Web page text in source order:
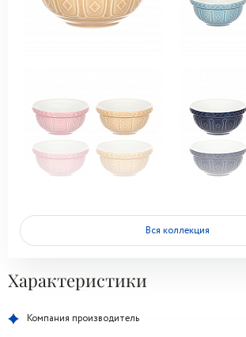
Вся коллекция
Характеристики
Компания производитель